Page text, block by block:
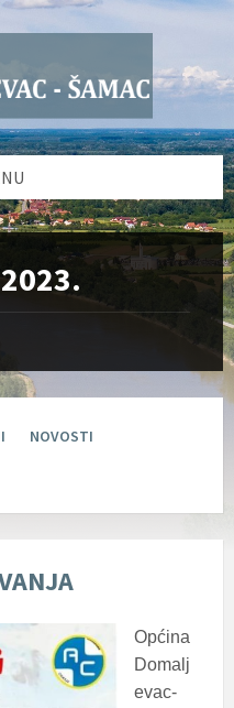
NOVOSTI
Općina
Domalj
evac-